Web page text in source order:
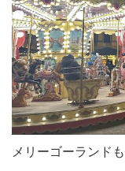
メリーゴーランドも